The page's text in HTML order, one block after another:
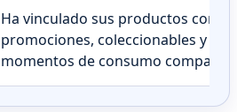
Ha vinculado sus productos con
promociones, coleccionables y
momentos de consumo